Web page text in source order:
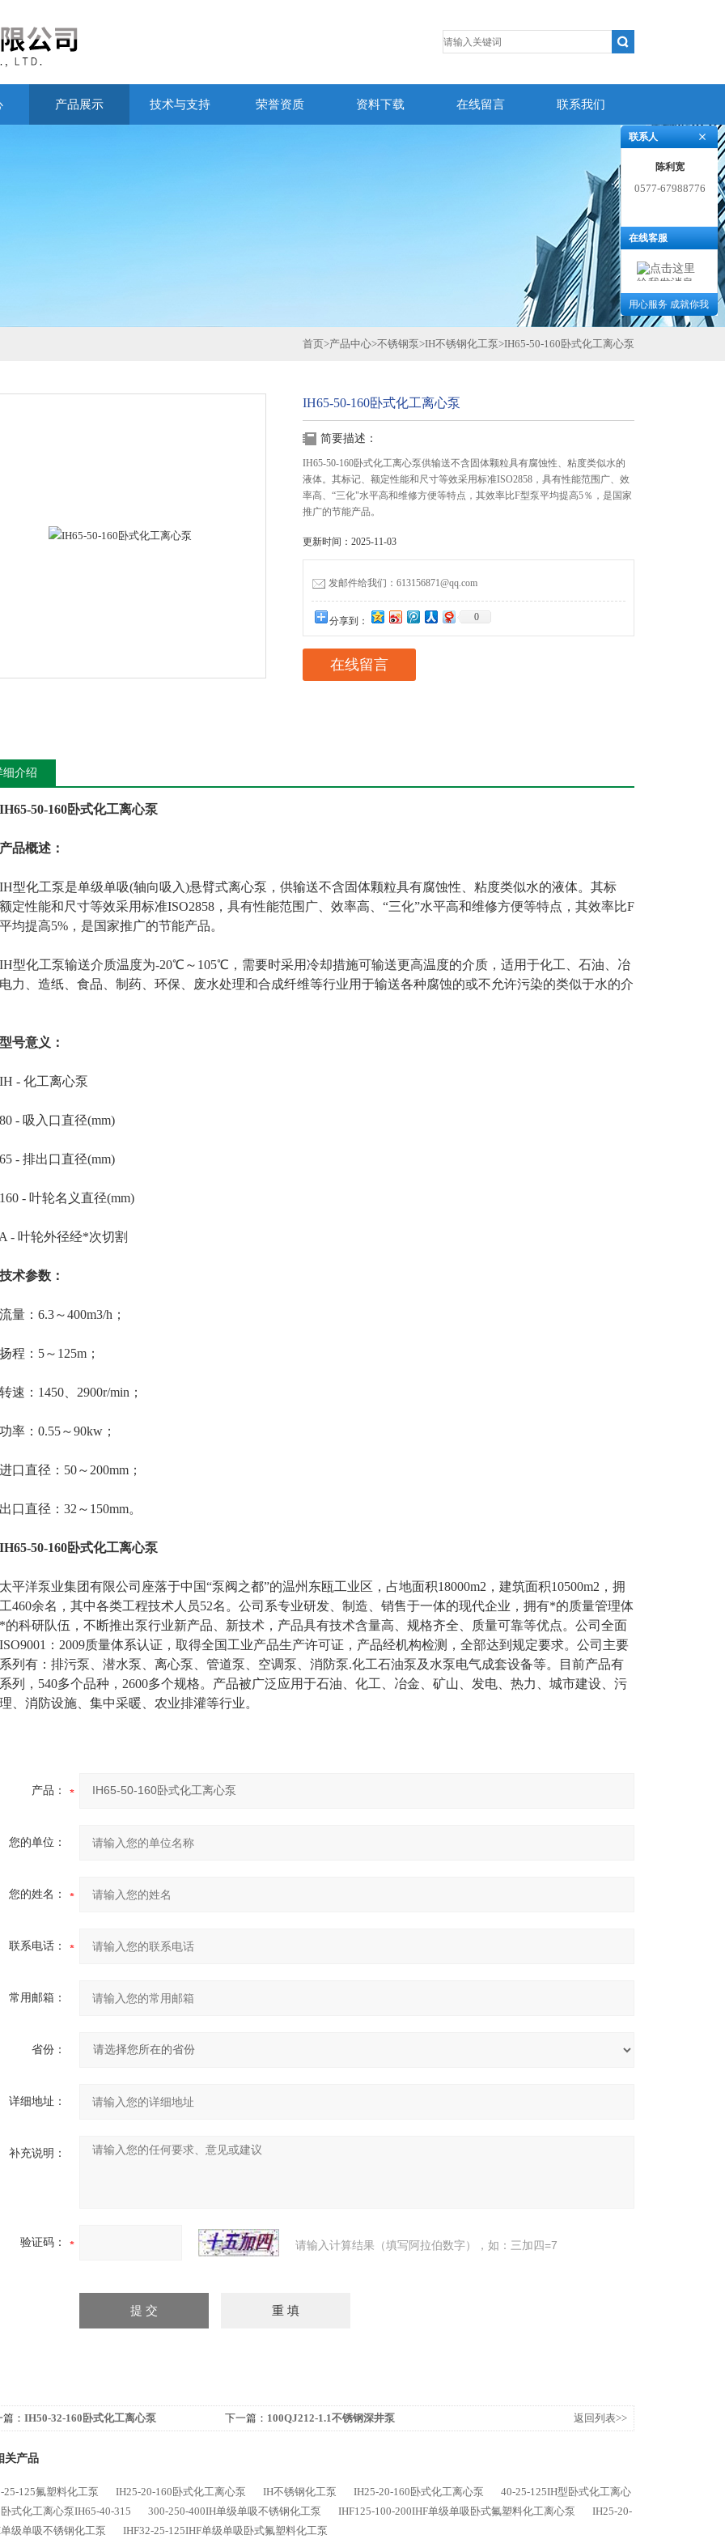
产品展示 技术与支持 荣誉资质 资料下载 在线留言 联系我们
首页>产品中心>不锈钢泵>IH不锈钢化工泵>IH65-50-160卧式化工离心泵
IH65-50-160卧式化工离心泵
简要描述：
IH65-50-160卧式化工离心泵供输送不含固体颗粒具有腐蚀性、粘度类似水的
液体。其标记、额定性能和尺寸等效采用标准ISO2858，具有性能范围广、效
率高、“三化"水平高和维修方便等特点，其效率比F型泵平均提高5％，是国家
推广的节能产品。
更新时间：2025-11-03
发邮件给我们：613156871@qq.com
分享到： 0
在线留言
细介绍
IH65-50-160卧式化工离心泵
产品概述：
化工泵是单级单吸(轴向吸入)悬臂式离心泵，供输送不含固体颗粒具有腐蚀性、粘度类似水的液体。其标
定性能和尺寸等效采用标准ISO2858，具有性能范围广、效率高、“三化”水平高和维修方便等特点，其效率比F
均提高5%，是国家推广的节能产品。
化工泵输送介质温度为-20℃～105℃，需要时采用冷却措施可输送更高温度的介质，适用于化工、石油、冶
力、造纸、食品、制药、环保、废水处理和合成纤维等行业用于输送各种腐蚀的或不允许污染的类似于水的介
型号意义：
化工离心泵
吸入口直径(mm)
排出口直径(mm)
- 叶轮名义直径(mm)
叶轮外径经*次切割
技术参数：
：6.3～400m3/h；
：5～125m；
：1450、2900r/min；
：0.55～90kw；
直径：50～200mm；
直径：32～150mm。
IH65-50-160卧式化工离心泵
洋泵业集团有限公司座落于中国“泵阀之都”的温州东瓯工业区，占地面积18000m2，建筑面积10500m2，拥
460余名，其中各类工程技术人员52名。公司系专业研发、制造、销售于一体的现代企业，拥有*的质量管理体
的科研队伍，不断推出泵行业新产品、新技术，产品具有技术含量高、规格齐全、质量可靠等优点。公司全面
：2009质量体系认证，取得全国工业产品生产许可证，产品经机构检测，全部达到规定要求。公司主要
列有：排污泵、潜水泵、离心泵、管道泵、空调泵、消防泵.化工石油泵及水泵电气成套设备等。目前产品有
列，540多个品种，2600多个规格。产品被广泛应用于石油、化工、冶金、矿山、发电、热力、城市建设、污
、消防设施、集中采暖、农业排灌等行业。
产品：
您的单位：
您的姓名：
联系电话：
常用邮箱：
省份：
详细地址：
补充说明：
验证码： 请输入计算结果（填写阿拉伯数字），如：三加四=7
： IH50-32-160卧式化工离心泵 下一篇： 100QJ212-1.1不锈钢深井泵 返回列表>>
关产品
25-125氟塑料化工泵 IH25-20-160卧式化工离心泵 IH不锈钢化工泵 IH25-20-160卧式化工离心泵
40-25-125IH型卧式化工离心
卧式化工离心泵IH65-40-315 300-250-400IH单级单吸不锈钢化工泵 IHF125-100-200IHF单级单吸卧式氟塑料化工离心泵
IH25-20-
级单吸不锈钢化工泵
IHF32-25-125IHF单级单吸卧式氟塑料化工泵
联系人
陈利宽
0577-67988776
在线客服
用心服务 成就你我